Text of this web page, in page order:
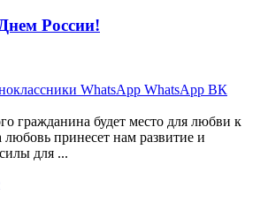
России!
WhatsApp WhatsApp ВК
гражданина будет место для любви к
принесет нам развитие и
для ...